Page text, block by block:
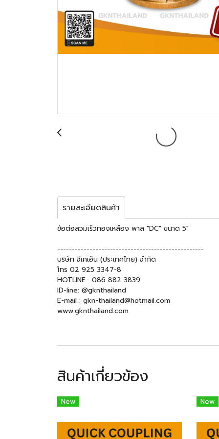
รายละเอียดสินค้า
ข้อต่อสวมเร็วทองเหลือง พาส "DC" ขนาด 5"
--------------------------------------------------
บริษัท จีเคเอ็น (ประเทศไทย) จำกัด
โทร 02 925 3347-8
HOTLINE : 086 882 3839
ID-line: @gknthailand
E-mail : gkn-thailand@hotmail.com
www.gknthailand.com
สินค้าเกี่ยวข้อง
New New